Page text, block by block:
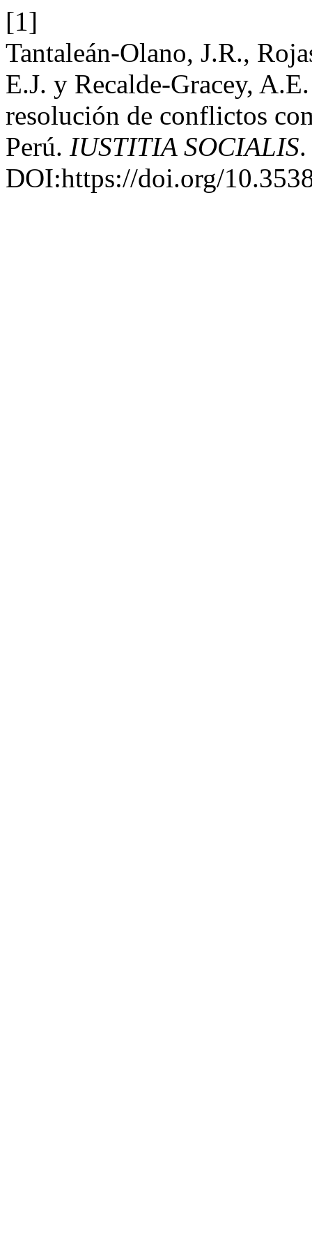
[1]
Tantaleán-Olano, J.R.,
E.J. y Recalde-Gracey,
resolución de conflictos
Perú. IUSTITIA SOCIALIS
DOI:https://doi.org/